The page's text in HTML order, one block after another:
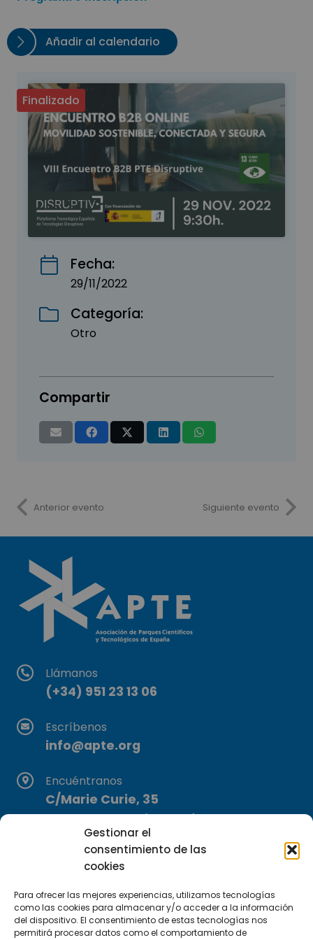
Gestionar el
consentimiento de las
cookies
Para ofrecer las mejores experiencias, utilizamos tecnologías
como las cookies para almacenar y/o acceder a la información
del dispositivo. El consentimiento de estas tecnologías nos
permitirá procesar datos como el comportamiento de
Finalizado
Fecha:
29/11/2022
Categoría:
Otro
Compartir
Añadir al calendario
Anterior evento Siguiente evento
Llámanos
(+34) 951 23 13 06
Escríbenos
info@apte.org
Encuéntranos
C/Marie Curie, 35
29590 Campanillas, Málaga
Suscríbete a nuestra Newsletter